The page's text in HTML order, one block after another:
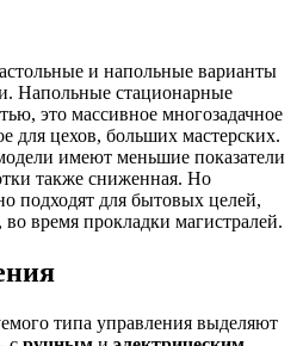
и напольные варианты
Напольные стационарные
это массивное многозадачное
для цехов, больших мастерских.
имеют меньшие показатели
также сниженная. Но
подходят для бытовых целей,
время прокладки магистралей.
типа управления выделяют